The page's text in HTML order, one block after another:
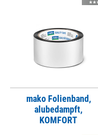
mako Folienband,
alubedampft,
KOMFORT